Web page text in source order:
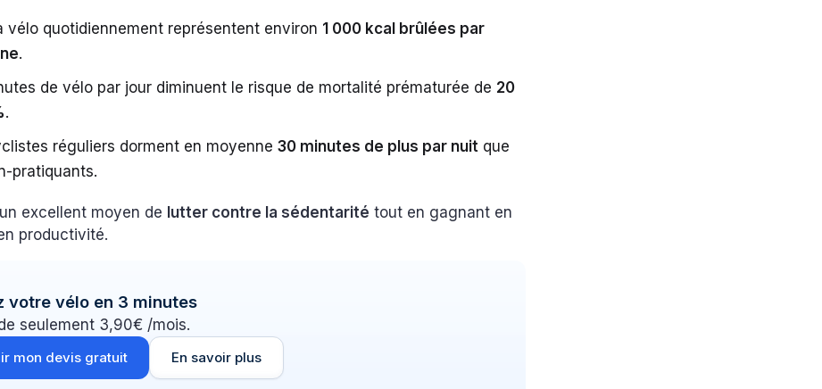
vélo quotidiennement représentent environ 1 000 kcal brûlées par
.
de vélo par jour diminuent le risque de mortalité prématurée de 20
.
réguliers dorment en moyenne30 minutes de plus par nuit que
pratiquants.
excellent moyen de lutter contre la sédentarité tout en gagnant en
productivité.
votre vélo en 3 minutes
seulement 3,90€ /mois.
mon devis gratuit En savoir plus